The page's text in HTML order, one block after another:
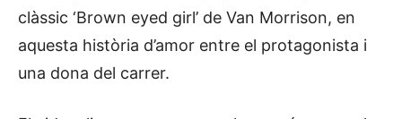
clàssic ‘Brown eyed girl’ de Van Morrison, en
aquesta història d’amor entre el protagonista i
una dona del carrer.